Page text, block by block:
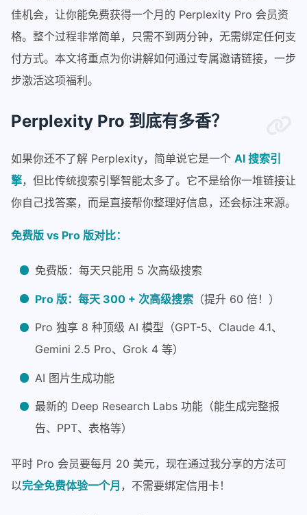
佳机会，让你能免费获得一个月的 Perplexity Pro 会员资
格。整个过程非常简单，只需不到两分钟，无需绑定任何支
付方式。本文将重点为你讲解如何通过专属邀请链接，一步
步激活这项福利。
Perplexity Pro 到底有多香？
如果你还不了解 Perplexity，简单说它是一个 AI 搜索引
擎，但比传统搜索引擎智能太多了。它不是给你一堆链接让
你自己找答案，而是直接帮你整理好信息，还会标注来源。
免费版 vs Pro 版对比：
免费版：每天只能用 5 次高级搜索
Pro 版：每天 300 + 次高级搜索 （提升 60 倍！）
Pro 独享 8 种顶级 AI 模型（GPT-5、Claude 4.1、
Gemini 2.5 Pro、Grok 4 等）
AI 图片生成功能
最新的 Deep Research Labs 功能（能生成完整报
告、PPT、表格等）
平时 Pro 会员要每月 20 美元，现在通过我分享的方法可
以完全免费体验一个月 ，不需要绑定信用卡！